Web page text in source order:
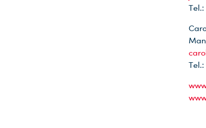
Tel.:
Tel.: